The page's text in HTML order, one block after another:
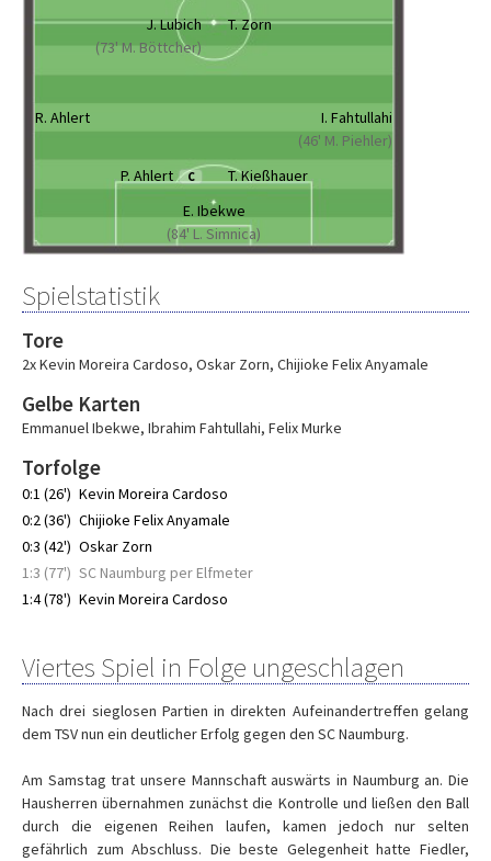
J. Lubich
(73' M. Böttcher)
T. Zorn
R. Ahlert
I. Fahtullahi
(46' M. Piehler)
P. Ahlert
C
T. Kießhauer
E. Ibekwe
(84' L. Simnica)
Spielstatistik
Tore
2x Kevin Moreira Cardoso, Oskar Zorn, Chijioke Felix Anyamale
Gelbe Karten
Emmanuel Ibekwe, Ibrahim Fahtullahi, Felix Murke
Torfolge
0:1 (26') Kevin Moreira Cardoso
0:2 (36') Chijioke Felix Anyamale
0:3 (42') Oskar Zorn
1:3 (77') SC Naumburg per Elfmeter
1:4 (78') Kevin Moreira Cardoso
Viertes Spiel in Folge ungeschlagen
Nach drei sieglosen Partien in direkten Aufeinandertreffen gelang
dem TSV nun ein deutlicher Erfolg gegen den SC Naumburg.
Am Samstag trat unsere Mannschaft auswärts in Naumburg an. Die
Hausherren übernahmen zunächst die Kontrolle und ließen den Ball
durch die eigenen Reihen laufen, kamen jedoch nur selten
gefährlich zum Abschluss. Die beste Gelegenheit hatte Fiedler,